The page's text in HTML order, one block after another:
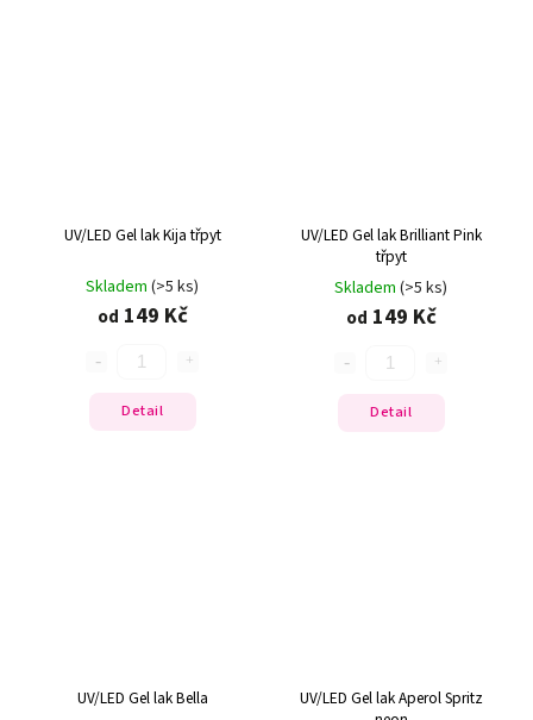
UV/LED Gel lak Kija třpyt
Skladem (>5 ks)
od 149 Kč
Detail
UV/LED Gel lak Brilliant Pink
třpyt
Skladem (>5 ks)
od 149 Kč
Detail
UV/LED Gel lak Bella
UV/LED Gel lak Aperol Spritz